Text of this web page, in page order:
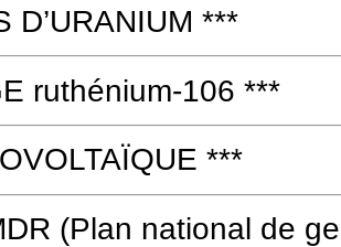
D’URANIUM ***
ruthénium-106 ***
***
(Plan national de